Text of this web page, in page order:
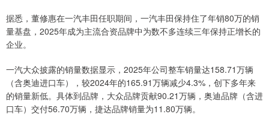
据悉，董修惠在一汽丰田任职期间，一汽丰田保持住了年销80万的销
量基盘，2025年成为主流合资品牌中为数不多连续三年保持正增长的
企业。
一汽大众披露的销量数据显示，2025年公司整车销量达158.71万辆
（含奥迪进口车），较2024年的165.91万辆减少4.3%，创下多年来
的销量新低。具体到品牌，大众品牌贡献90.21万辆，奥迪品牌（含进
口车）交付56.70万辆，捷达品牌销量为11.80万辆。